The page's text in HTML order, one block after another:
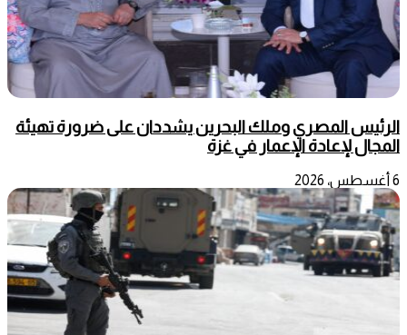
الرئيس المصري وملك البحرين يشددان على ضرورة تهيئة
المجال لإعادة الإعمار في غزة
6 أغسطس، 2026